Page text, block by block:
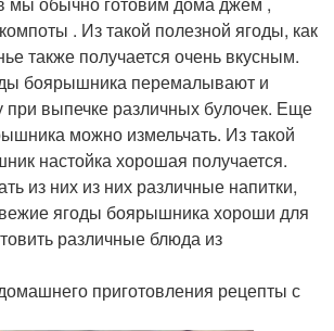
. Из такой полезной ягоды, как
также получается очень вкусным.
боярышника перемалывают и
при выпечке различных булочек. Еще
можно измельчать. Из такой
настойка хорошая получается.
из них из них различные напитки,
ягоды боярышника хороши для
различные блюда из
приготовления рецепты с